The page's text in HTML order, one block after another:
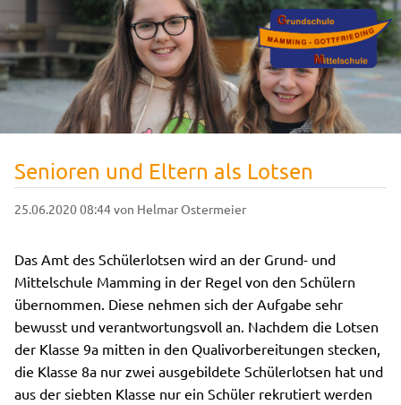
Senioren und Eltern als Lotsen
25.06.2020 08:44von Helmar Ostermeier
Das Amt des Schülerlotsen wird an der Grund- und
Mittelschule Mamming in der Regel von den Schülern
übernommen. Diese nehmen sich der Aufgabe sehr
bewusst und verantwortungsvoll an. Nachdem die Lotsen
der Klasse 9a mitten in den Qualivorbereitungen stecken,
die Klasse 8a nur zwei ausgebildete Schülerlotsen hat und
aus der siebten Klasse nur ein Schüler rekrutiert werden